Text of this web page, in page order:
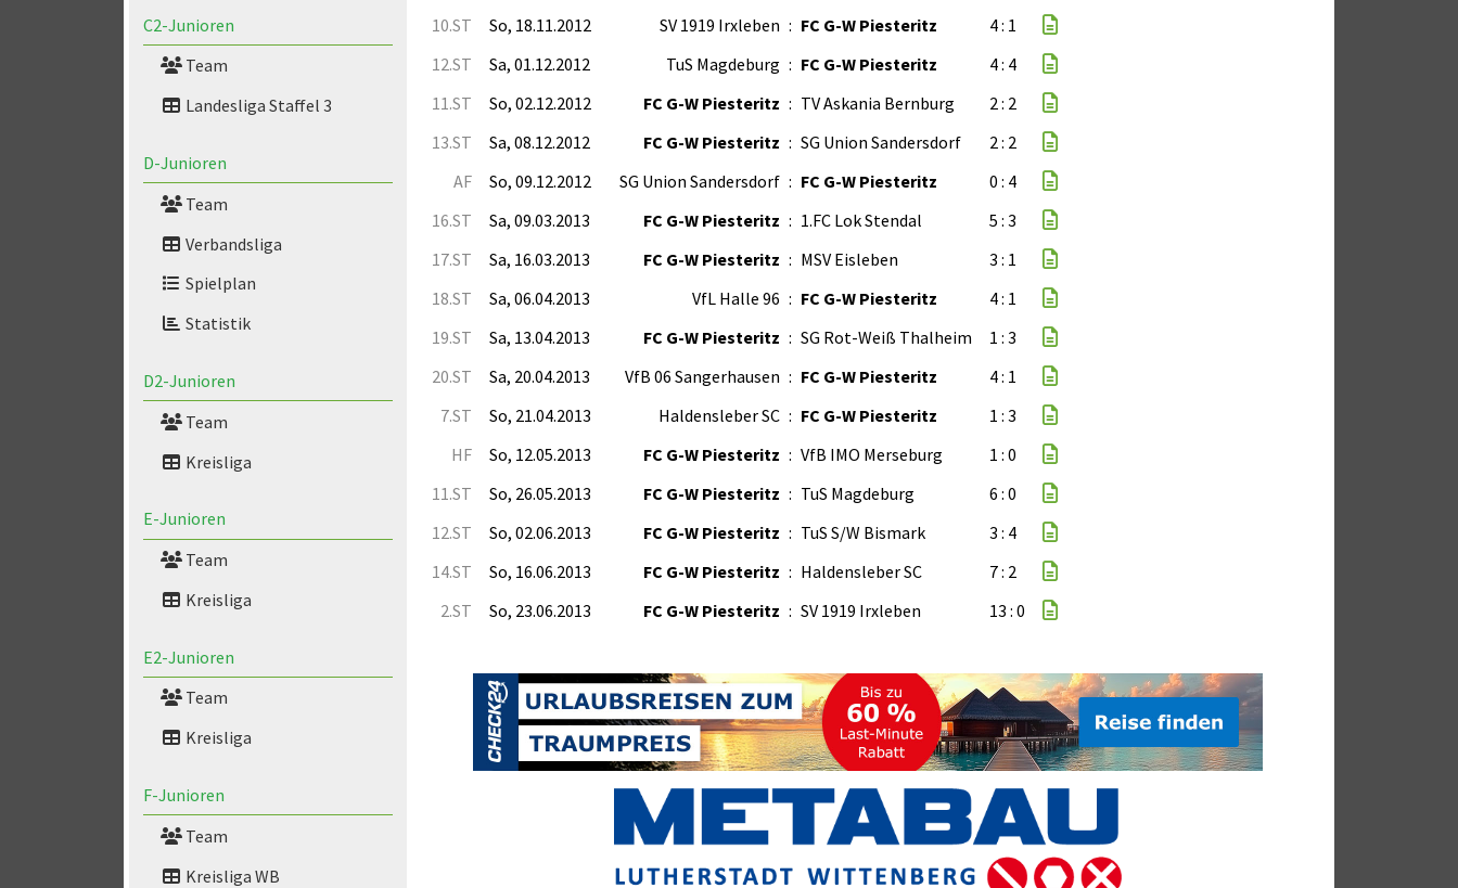
C2-Junioren
Team
Landesliga Staffel 3
D-Junioren
Team
Verbandsliga
Spielplan
Statistik
D2-Junioren
Team
Kreisliga
E-Junioren
Team
Kreisliga
E2-Junioren
Team
Kreisliga
F-Junioren
Team
Kreisliga WB
10.ST
So, 18.11.2012 SV 1919 Irxleben : FC G-W Piesteritz
4 : 1
12.ST
Sa, 01.12.2012 TuS Magdeburg : FC G-W Piesteritz
4 : 4
11.ST
So, 02.12.2012 FC G-W Piesteritz : TV Askania Bernburg
2 : 2
13.ST
Sa, 08.12.2012 FC G-W Piesteritz : SG Union Sandersdorf
2 : 2
AF
So, 09.12.2012 SG Union Sandersdorf : FC G-W Piesteritz
0 : 4
16.ST
Sa, 09.03.2013 FC G-W Piesteritz : 1.FC Lok Stendal
5 : 3
17.ST
Sa, 16.03.2013 FC G-W Piesteritz : MSV Eisleben
3 : 1
18.ST
Sa, 06.04.2013 VfL Halle 96 : FC G-W Piesteritz
4 : 1
19.ST
Sa, 13.04.2013 FC G-W Piesteritz : SG Rot-Weiß Thalheim
1 : 3
20.ST
Sa, 20.04.2013 VfB 06 Sangerhausen : FC G-W Piesteritz
4 : 1
7.ST
So, 21.04.2013 Haldensleber SC : FC G-W Piesteritz
1 : 3
HF
So, 12.05.2013 FC G-W Piesteritz : VfB IMO Merseburg
1 : 0
11.ST
So, 26.05.2013 FC G-W Piesteritz : TuS Magdeburg
6 : 0
12.ST
So, 02.06.2013 FC G-W Piesteritz : TuS S/W Bismark
3 : 4
14.ST
So, 16.06.2013 FC G-W Piesteritz : Haldensleber SC
7 : 2
2.ST
So, 23.06.2013 FC G-W Piesteritz : SV 1919 Irxleben 13 : 0